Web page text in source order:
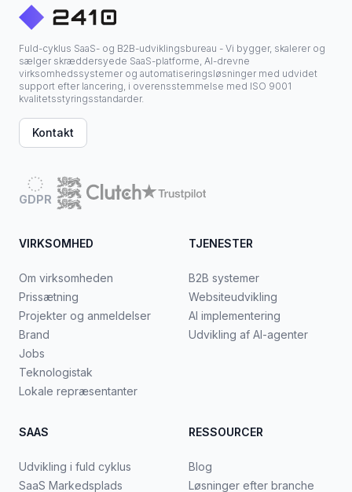
Fuld-cyklus SaaS- og B2B-udviklingsbureau - Vi bygger, skalerer og
sælger skræddersyede SaaS-platforme, AI-drevne
virksomhedssystemer og automatiseringsløsninger med udvidet
support efter lancering, i overensstemmelse med ISO 9001
kvalitetsstyringsstandarder.
Kontakt
GDPR
VIRKSOMHED
Om virksomheden
Prissætning
Projekter og anmeldelser
Brand
Jobs
Teknologistak
Lokale repræsentanter
TJENESTER
B2B systemer
Websiteudvikling
AI implementering
Udvikling af AI-agenter
SAAS
Udvikling i fuld cyklus
SaaS Markedsplads
RESSOURCER
Blog
Løsninger efter branche